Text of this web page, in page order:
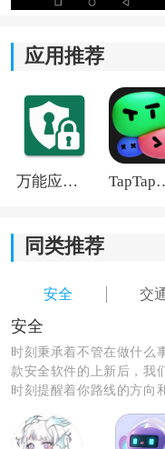
*使用智能导航系统，
路线，节约时间和成
应用推荐
万能应用隐藏
同类推荐
安全 交
安全
时刻秉承着不管在做什么
款安全软件的上新后，我
时刻提醒着你路线的方向
障吧。